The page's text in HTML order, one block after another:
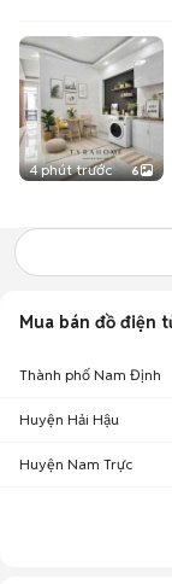
4 phút trước 6
Mua bán đồ điện
Thành phố Nam Định
Huyện Hải Hậu
Huyện Nam Trực